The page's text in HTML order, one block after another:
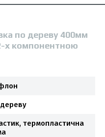
по дереву 400мм
х компонентною
термопластична